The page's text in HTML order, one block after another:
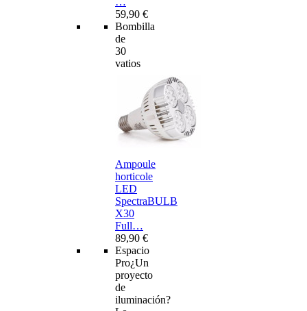
59,90 €
Bombilla
de
30
vatios
Ampoule
horticole
LED
SpectraBULB
X30
Full…
89,90 €
Espacio
Pro¿Un
proyecto
de
iluminación?